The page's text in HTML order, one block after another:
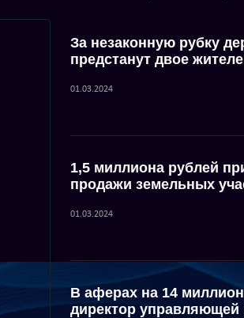
За незаконную рубку
предстанут двое
01.03.2024
1,5 миллиона рублей
продажи земельных
01.03.2024
В аферах на 14
директор управляющей